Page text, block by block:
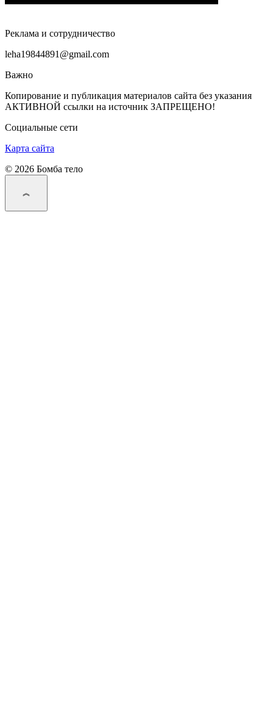
Реклама и сотрудничество
leha19844891@gmail.com
Важно
Копирование и публикация материалов сайта без указания
АКТИВНОЙ ссылки на источник ЗАПРЕЩЕНО!
Социальные сети
Карта сайта
© 2026 Бомба тело